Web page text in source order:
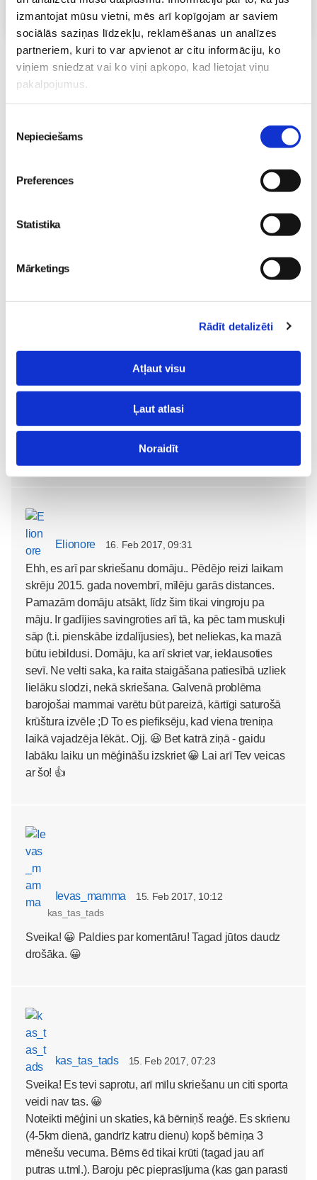
izmantojat mūsu vietni, mēs arī kopīgojam ar saviem
sociālās saziņas līdzekļu, reklamēšanas un analīzes
partneriem, kuri to var apvienot ar citu informāciju, ko
viņiem sniedzat vai ko viņi apkopo, kad lietojat viņu
pakalpojumus.
izvēle
Nepieciešams
Preferences
Statistika
Mārketings
Rādīt detalizēti
Atļaut visu
Ļaut atlasi
Noraidīt
Visas nodarbības
Ievas_mamma baibms
Tagad esmu apņēmusies, ka skriešu! 😀 Cik forši zināt,
Elionore 16. Feb 2017, 09:31
Ehh, es arī par skriešanu domāju.. Pēdējo reizi laikam
skrēju 2015. gada novembrī, mīlēju garās distances.
Pamazām domāju atsākt, līdz šim tikai vingroju pa
māju. Ir gadījies savingroties arī tā, ka pēc tam muskuļi
sāp (t.i. pienskābe izdalījusies), bet neliekas, ka mazā
būtu iebildusi. Domāju, ka arī skriet var, ieklausoties
sevī. Ne velti saka, ka raita staigāšana patiesībā uzliek
lielāku slodzi, nekā skriešana. Galvenā problēma
barojošai mammai varētu būt pareizā, kārtīgi saturošā
krūštura izvēle ;D To es piefiksēju, kad viena treniņa
laikā vajadzēja lēkāt.. Ojj. 😃 Bet katrā ziņā - gaidu
labāku laiku un mēģināšu izskriet 😀 Lai arī Tev veicas
ar šo! 👍
Ievas_mamma
15. Feb 2017, 10:12
kas_tas_tads
Sveika! 😀 Paldies par komentāru! Tagad jūtos daudz
drošāka. 😀
kas_tas_tads 15. Feb 2017, 07:23
Sveika! Es tevi saprotu, arī mīlu skriešanu un citi sporta
veidi nav tas. 😀
Noteikti mēģini un skaties, kā bērniņš reaģē. Es skrienu
(4-5km dienā, gandrīz katru dienu) kopš bērniņa 3
mēnešu vecuma. Bērns ēd tikai krūti (tagad jau arī
putras u.tml.). Baroju pēc pieprasījuma (kas gan parasti